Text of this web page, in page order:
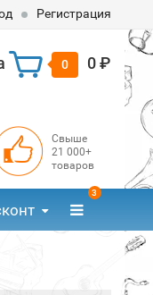
Регистрация
0 0 ₽
Свыше
21 000+
товаров
3